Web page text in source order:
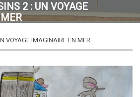
2 : UN VOYAGE
VOYAGE IMAGINAIRE EN MER